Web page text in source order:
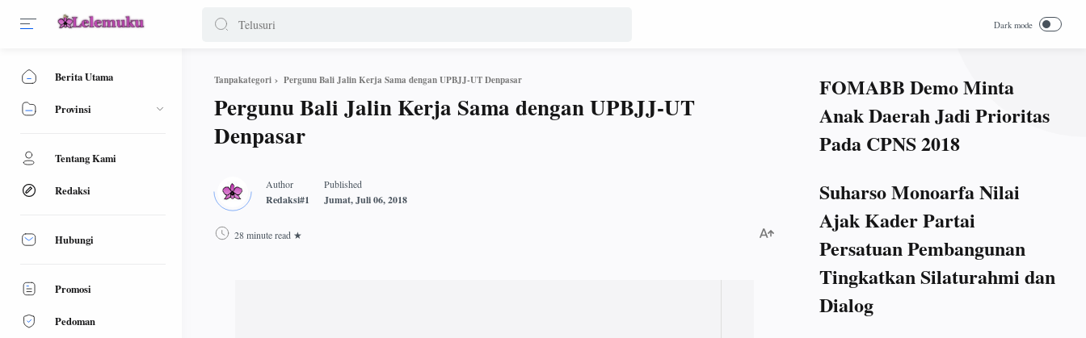
Tanpakategori Pergunu Bali Jalin Kerja Sama dengan UPBJJ-UT Denpasar
Pergunu Bali Jalin Kerja Sama dengan UPBJJ-UT
Denpasar
28 minute read
FOMABB Demo Minta
Anak Daerah Jadi Prioritas
Pada CPNS 2018
Suharso Monoarfa Nilai
Ajak Kader Partai
Persatuan Pembangunan
Tingkatkan Silaturahmi dan
Dialog
Berita Utama
Provinsi
Tentang Kami
Redaksi
Hubungi
Promosi
Pedoman